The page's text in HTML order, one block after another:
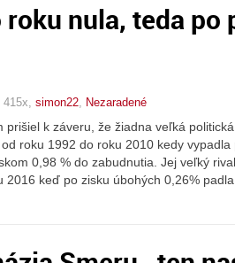
roku nula, teda po
simon22 Nezaradené
prišiel k záveru, že žiadna veľká
roku 1992 do roku 2010 kedy
0,98 % do zabudnutia. Jej veľký
2016 keď po zisku úbohých 0,26%